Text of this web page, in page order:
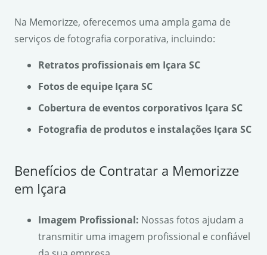
Na Memorizze, oferecemos uma ampla gama de
serviços de fotografia corporativa, incluindo:
Retratos profissionais em Içara SC
Fotos de equipe Içara SC
Cobertura de eventos corporativos Içara SC
Fotografia de produtos e instalações Içara SC
Benefícios de Contratar a Memorizze
em Içara
Imagem Profissional: Nossas fotos ajudam a
transmitir uma imagem profissional e confiável